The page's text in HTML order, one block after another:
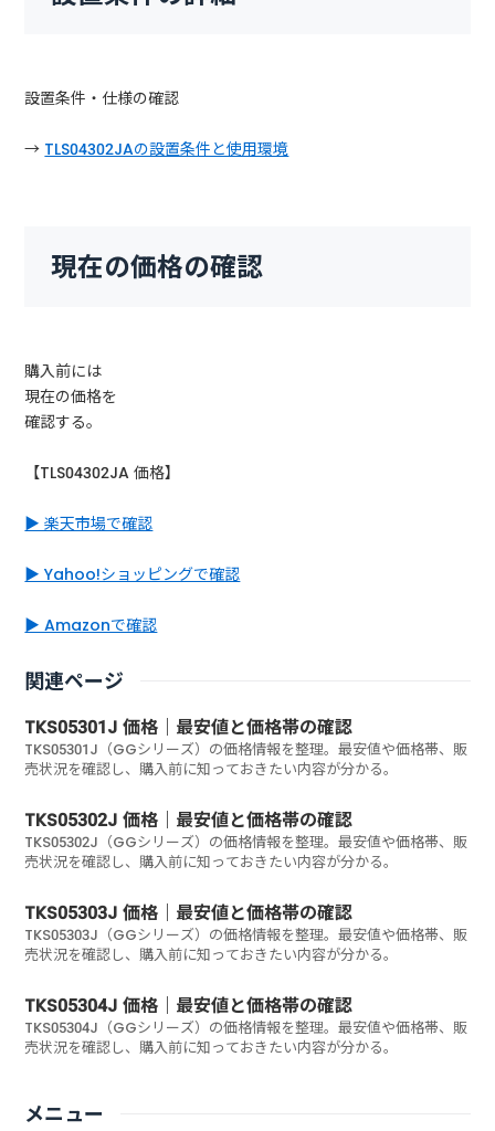
設置条件・仕様の確認
→ TLS04302JAの設置条件と使用環境
現在の価格の確認
購入前には
現在の価格を
確認する。
【TLS04302JA 価格】
▶ 楽天市場で確認
▶ Yahoo!ショッピングで確認
▶ Amazonで確認
関連ページ
TKS05301J 価格｜最安値と価格帯の確認
TKS05301J（GGシリーズ）の価格情報を整理。最安値や価格帯、販
売状況を確認し、購入前に知っておきたい内容が分かる。
TKS05302J 価格｜最安値と価格帯の確認
TKS05302J（GGシリーズ）の価格情報を整理。最安値や価格帯、販
売状況を確認し、購入前に知っておきたい内容が分かる。
TKS05303J 価格｜最安値と価格帯の確認
TKS05303J（GGシリーズ）の価格情報を整理。最安値や価格帯、販
売状況を確認し、購入前に知っておきたい内容が分かる。
TKS05304J 価格｜最安値と価格帯の確認
TKS05304J（GGシリーズ）の価格情報を整理。最安値や価格帯、販
売状況を確認し、購入前に知っておきたい内容が分かる。
メニュー